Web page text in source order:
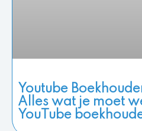
Youtube
Alles wat je moet
YouTube